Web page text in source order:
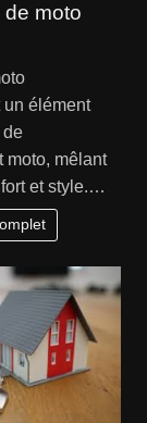
moto
un élément
de
moto, mêlant
et style.…